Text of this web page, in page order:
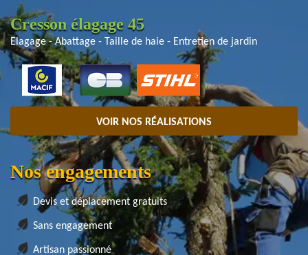
Cresson élagage 45
Elagage - Abattage - Taille de haie - Entretien de jardin
VOIR NOS RÉALISATIONS
Nos engagements
Devis et déplacement gratuits
Sans engagement
Artisan passionné